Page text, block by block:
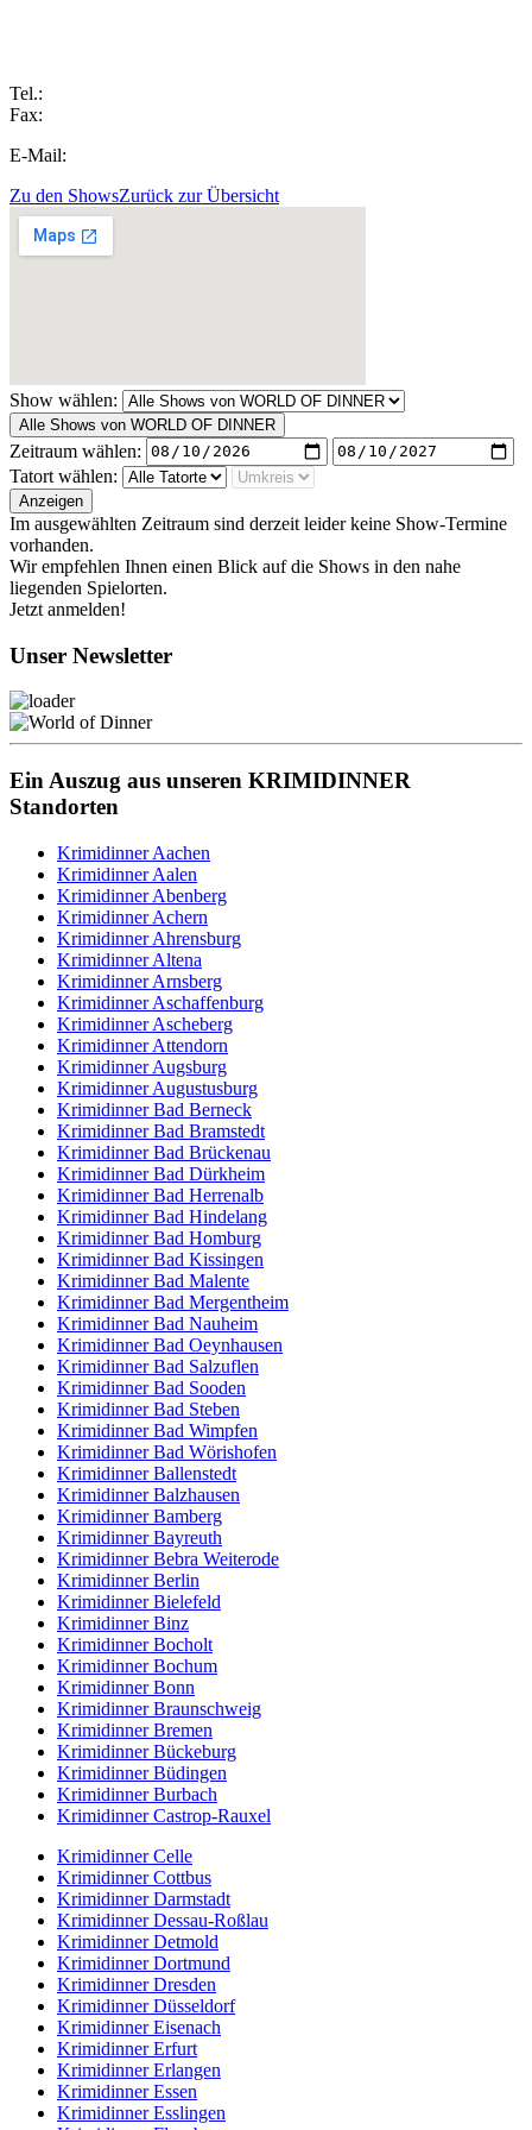
Tel.:
Fax:
E-Mail:
Zu den ShowsZurück zur Übersicht
Show wählen:
Alle Shows von WORLD OF DINNER
Zeitraum wählen:
Tatort wählen:
Anzeigen
Im ausgewählten Zeitraum sind derzeit leider keine Show-Termine
vorhanden.
Wir empfehlen Ihnen einen Blick auf die Shows in den nahe
liegenden Spielorten.
Jetzt anmelden!
Unser Newsletter
Ein Auszug aus unseren KRIMIDINNER
Standorten
Krimidinner Aachen
Krimidinner Aalen
Krimidinner Abenberg
Krimidinner Achern
Krimidinner Ahrensburg
Krimidinner Altena
Krimidinner Arnsberg
Krimidinner Aschaffenburg
Krimidinner Ascheberg
Krimidinner Attendorn
Krimidinner Augsburg
Krimidinner Augustusburg
Krimidinner Bad Berneck
Krimidinner Bad Bramstedt
Krimidinner Bad Brückenau
Krimidinner Bad Dürkheim
Krimidinner Bad Herrenalb
Krimidinner Bad Hindelang
Krimidinner Bad Homburg
Krimidinner Bad Kissingen
Krimidinner Bad Malente
Krimidinner Bad Mergentheim
Krimidinner Bad Nauheim
Krimidinner Bad Oeynhausen
Krimidinner Bad Salzuflen
Krimidinner Bad Sooden
Krimidinner Bad Steben
Krimidinner Bad Wimpfen
Krimidinner Bad Wörishofen
Krimidinner Ballenstedt
Krimidinner Balzhausen
Krimidinner Bamberg
Krimidinner Bayreuth
Krimidinner Bebra Weiterode
Krimidinner Berlin
Krimidinner Bielefeld
Krimidinner Binz
Krimidinner Bocholt
Krimidinner Bochum
Krimidinner Bonn
Krimidinner Braunschweig
Krimidinner Bremen
Krimidinner Bückeburg
Krimidinner Büdingen
Krimidinner Burbach
Krimidinner Castrop-Rauxel
Krimidinner Celle
Krimidinner Cottbus
Krimidinner Darmstadt
Krimidinner Dessau-Roßlau
Krimidinner Detmold
Krimidinner Dortmund
Krimidinner Dresden
Krimidinner Düsseldorf
Krimidinner Eisenach
Krimidinner Erfurt
Krimidinner Erlangen
Krimidinner Essen
Krimidinner Esslingen